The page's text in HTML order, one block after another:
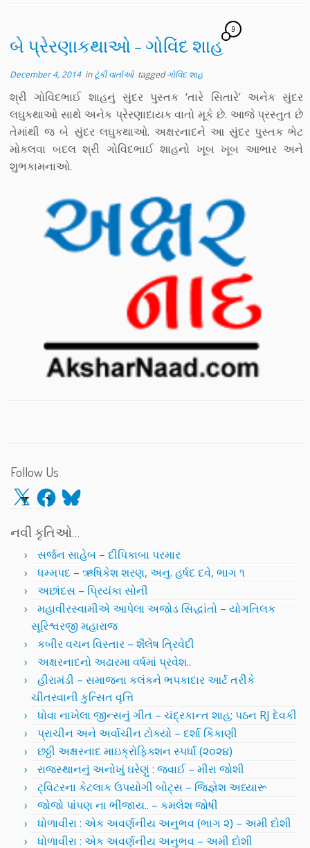
બે પ્રેરણાકથાઓ – ગોવિંદ શાહ
9
December 4, 2014inટૂંકી વાર્તાઓ taggedગોવિંદ શાહ
શ્રી ગોવિંદભાઈ શાહનું સુંદર પુસ્તક ‘તારે સિતારે’ અનેક સુંદર
લઘુકથાઓ સાથે અનેક પ્રેરણાદાયક વાતો મૂકે છે. આજે પ્રસ્તુત છે
તેમાંથી જ બે સુંદર લઘુકથાઓ. અક્ષરનાદને આ સુંદર પુસ્તક ભેટ
મોકલવા બદલ શ્રી ગોવિંદભાઈ શાહનો ખૂબ ખૂબ આભાર અને
શુભકામનાઓ.
Follow Us
X Facebook
Bluesky
નવી કૃતિઓ…
સર્જન સાહેબ – દીપિકાબા પરમાર
ધમ્મપદ – ઋષિકેશ શરણ, અનુ. હર્ષદ દવે, ભાગ ૧
અછાંદસ – પ્રિયંકા સોની
મહાવીરસ્વામીએ આપેલા અજોડ સિદ્ધાંતો – યોગતિલક
સૂરિશ્વરજી મહારાજ
કબીર વચન વિસ્તાર – શૈલેષ ત્રિવેદી
અક્ષરનાદનો અઢારમા વર્ષમાં પ્રવેશ..
હીરામંડી – સમાજના કલંકને ભપકાદાર આર્ટ તરીકે
ચીતરવાની કુત્સિત વૃત્તિ
ધોવા નાખેલા જીન્સનું ગીત – ચંદ્રકાન્ત શાહ; પઠન RJ દેવકી
પ્રાચીન અને અર્વાચીન ટોક્યો – દર્શા કિકાણી
છઠ્ઠી અક્ષરનાદ માઇક્રોફિક્શન સ્પર્ધા (૨૦૨૪)
રાજસ્થાનનું અનોખું ઘરેણું : જવાઈ – મીરા જોશી
ટ્વિટરના કેટલાક ઉપયોગી બોટ્સ – જિજ્ઞેશ અધ્યારૂ
જોજો પાંપણ ના ભીંજાય.. – કમલેશ જોષી
ધોળાવીરા : એક અવર્ણનીય અનુભવ (ભાગ ૨) – અમી દોશી
ધોળાવીરા : એક અવર્ણનીય અનુભવ – અમી દોશી